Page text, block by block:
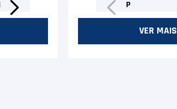
P
VER MAIS